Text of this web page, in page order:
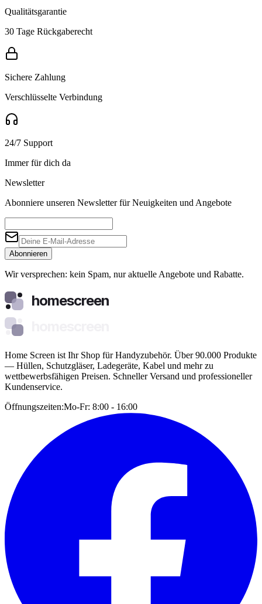
Qualitätsgarantie
30 Tage Rückgaberecht
Sichere Zahlung
Verschlüsselte Verbindung
24/7 Support
Immer für dich da
Newsletter
Abonniere unseren Newsletter für Neuigkeiten und Angebote
Abonnieren
Wir versprechen: kein Spam, nur aktuelle Angebote und Rabatte.
homescreen
Home Screen ist Ihr Shop für Handyzubehör. Über 90.000 Produkte
— Hüllen, Schutzgläser, Ladegeräte, Kabel und mehr zu
wettbewerbsfähigen Preisen. Schneller Versand und professioneller
Kundenservice.
Öffnungszeiten:Mo-Fr: 8:00 - 16:00